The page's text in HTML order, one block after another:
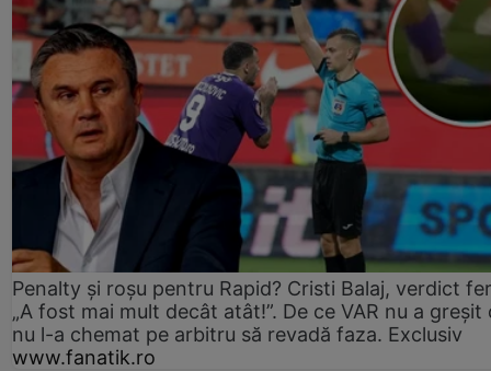
Penalty și roșu pentru Rapid? Cristi Balaj, verdict
„A fost mai mult decât atât!”. De ce VAR nu a greșit
nu l-a chemat pe arbitru să revadă faza. Exclusiv
www.fanatik.ro